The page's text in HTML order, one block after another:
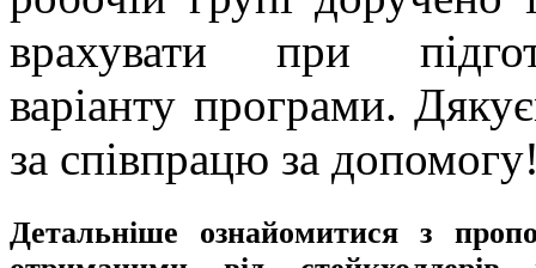
врахувати при
варіанту програми.
за співпрацю за
Детальніше ознайомитися з